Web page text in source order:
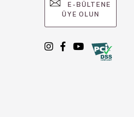
E-BÜLTENE
ÜYE OLUN